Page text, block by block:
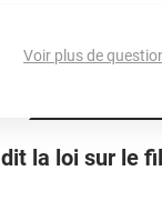
la loi sur le
bas du parechoc
protège la peinture
Voir plus de